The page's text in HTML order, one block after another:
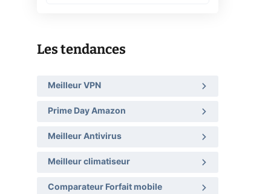
Les tendances
Meilleur VPN
Prime Day Amazon
Meilleur Antivirus
Meilleur climatiseur
Comparateur Forfait mobile